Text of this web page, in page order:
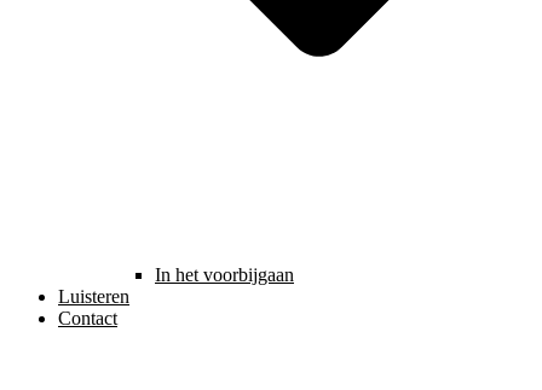
In het voorbijgaan
Luisteren
Contact